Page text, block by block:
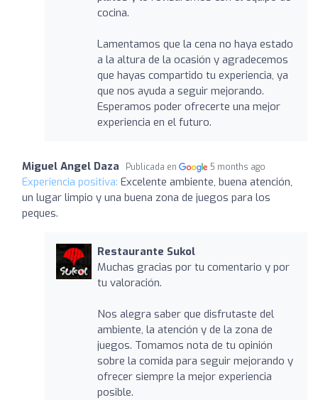
cocina.
Lamentamos que la cena no haya estado
a la altura de la ocasión y agradecemos
que hayas compartido tu experiencia, ya
que nos ayuda a seguir mejorando.
Esperamos poder ofrecerte una mejor
experiencia en el futuro.
Miguel Angel Daza Publicada en 5 months ago
Experiencia positiva: Excelente ambiente, buena atención,
un lugar limpio y una buena zona de juegos para los
peques.
Restaurante Sukol
Muchas gracias por tu comentario y por
tu valoración.
Nos alegra saber que disfrutaste del
ambiente, la atención y de la zona de
juegos. Tomamos nota de tu opinión
sobre la comida para seguir mejorando y
ofrecer siempre la mejor experiencia
posible.